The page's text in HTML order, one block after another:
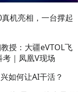
机亮相，一台撑起
授：大疆eVTOL飞
｜凤凰V现场
如何让AI干活？